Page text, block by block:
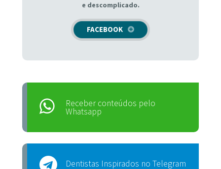
e descomplicado.
FACEBOOK
Receber conteúdos pelo
Whatsapp
Dentistas Inspirados no Telegram